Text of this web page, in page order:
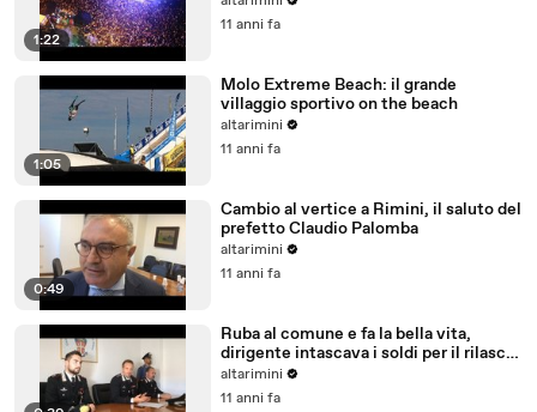
1:22
11 anni fa
1:05
Molo Extreme Beach: il grande
villaggio sportivo on the beach
altarimini
11 anni fa
0:49
Cambio al vertice a Rimini, il saluto del
prefetto Claudio Palomba
altarimini
11 anni fa
Ruba al comune e fa la bella vita,
dirigente intascava i soldi per il rilascio
delle licenze
altarimini
11 anni fa